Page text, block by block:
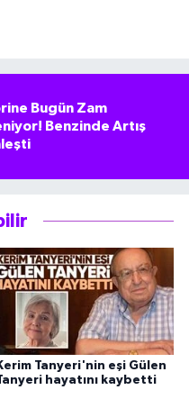
Bugün Zam
Benzinde Artış
Tanyeri'nin eşi Gülen
hayatını kaybetti